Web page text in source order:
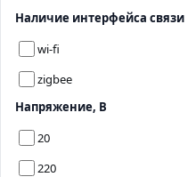
Наличие интерфейса связи
wi-fi
zigbee
Напряжение, В
20
220